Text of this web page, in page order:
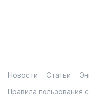
Новости Статьи
Правила пользования